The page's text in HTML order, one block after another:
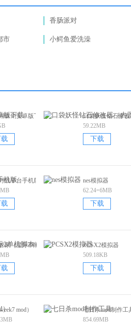
香肠派对
市 小鳄鱼爱洗澡
蝶剑安卓版下载
口袋妖怪钻石修
59.22MB
下载
战平台手机版
nes模拟器
62.24=6MB
下载
家（星际2单机脚本）
PCSX2模拟器
509.18KB
下载
mod）
七日杀mod制作工
854.69MB